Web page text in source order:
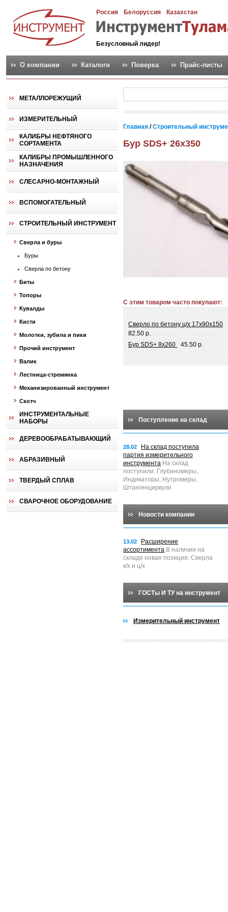
Россия Белоруссия Казахстан
Безусловный лидер!
О компании Каталоги Поверка Прайс-листы
МЕТАЛЛОРЕЖУЩИЙ
ИЗМЕРИТЕЛЬНЫЙ
КАЛИБРЫ НЕФТЯНОГО
СОРТАМЕНТА
КАЛИБРЫ ПРОМЫШЛЕННОГО
НАЗНАЧЕНИЯ
СЛЕСАРНО-МОНТАЖНЫЙ
ВСПОМОГАТЕЛЬНЫЙ
СТРОИТЕЛЬНЫЙ ИНСТРУМЕНТ
Сверла и буры
Буры
Сверла по бетону
Биты
Топоры
Кувалды
Кисти
Молотки, зубила и пики
Прочий инструмент
Валик
Лестница-стремянка
Механизированный инструмент
Скотч
ИНСТРУМЕНТАЛЬНЫЕ
НАБОРЫ
ДЕРЕВООБРАБАТЫВАЮЩИЙ
АБРАЗИВНЫЙ
ТВЕРДЫЙ СПЛАВ
СВАРОЧНОЕ ОБОРУДОВАНИЕ
Главная /Строительный
Бур SDS+ 26х350
С этим товаром часто покупают:
Сверло по бетону ц/х 17х90х150
82.50 р.
Бур SDS+ 8х260 45.50 р.
Поступление на склад
28.02
На склад поступила
партия измерительного
инструмента На склад
поступили: Глубиномеры,
Индикаторы, Нутромеры,
Штангенциркули
Новости компании
13.02
Расширение
ассортимента В наличии на
складе новая позиция: Сверла
к/х и ц/х
ГОСТы И ТУ на инструмент
Измерительный инструмент